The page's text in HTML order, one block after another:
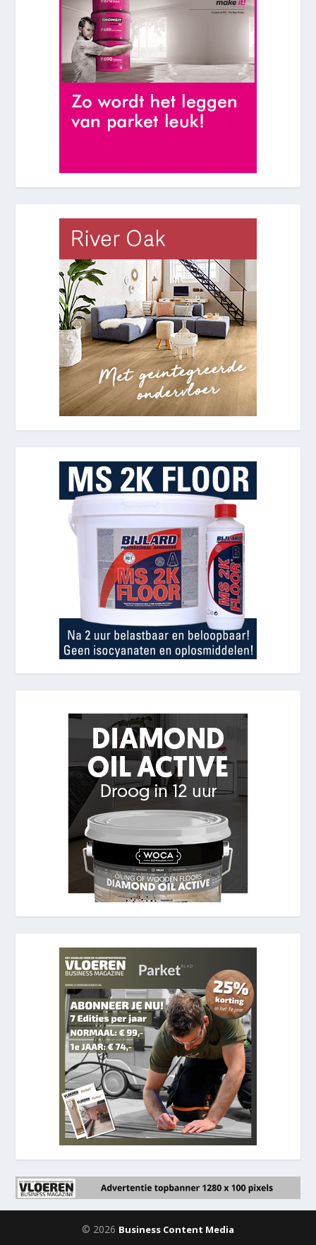
© 2026 Business Content Media